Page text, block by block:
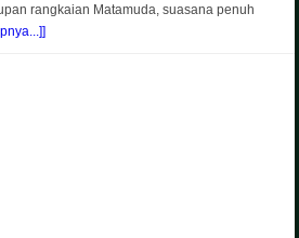
rangkaian Matamuda, suasana penuh